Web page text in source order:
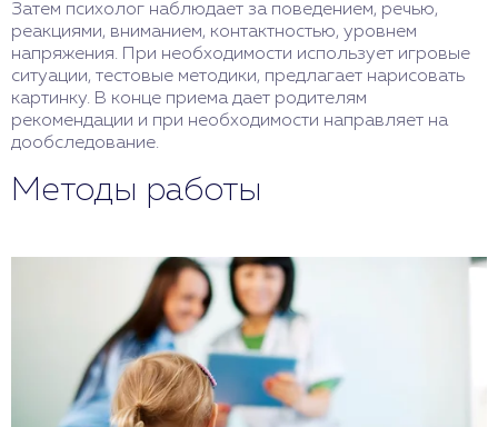
Затем психолог наблюдает за поведением, речью,
реакциями, вниманием, контактностью, уровнем
напряжения. При необходимости использует игровые
ситуации, тестовые методики, предлагает нарисовать
картинку. В конце приема дает родителям
рекомендации и при необходимости направляет на
дообследование.
Методы работы